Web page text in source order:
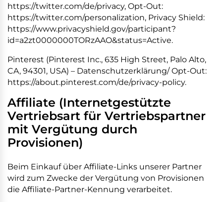
https://twitter.com/de/privacy, Opt-Out:
https://twitter.com/personalization, Privacy Shield:
https://www.privacyshield.gov/participant?
id=a2zt0000000TORzAAO&status=Active.
Pinterest (Pinterest Inc., 635 High Street, Palo Alto,
CA, 94301, USA) – Datenschutzerklärung/ Opt-Out:
https://about.pinterest.com/de/privacy-policy.
Affiliate (Internetgestützte
Vertriebsart für Vertriebspartner
mit Vergütung durch
Provisionen)
Beim Einkauf über Affiliate-Links unserer Partner
wird zum Zwecke der Vergütung von Provisionen
die Affiliate-Partner-Kennung verarbeitet.